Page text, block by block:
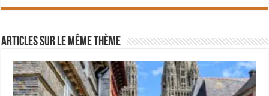
Articles sur le même thème